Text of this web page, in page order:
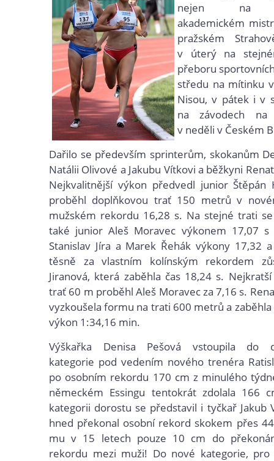
nejen na
akademickém
pražském
v úterý na
přeboru
středu na mítinku
Nisou, v pátek i v
na závodech na
v neděli v Českém
Dařilo se především sprinterům, skokanům
Natálii Olivové a Jakubu Vítkovi a běžkyni
Nejkvalitnější výkon předvedl junior Štěpán
proběhl doplňkovou trať 150 metrů v
mužském rekordu 16,28 s. Na stejné trati
také junior Aleš Moravec výkonem 17,07 s
Stanislav Jíra a Marek Řehák výkony 17,32
těsně za vlastním kolínským rekordem
Jiranová, která zaběhla čas 18,24 s.
trať 60 m proběhl Aleš Moravec za 7,16 s.
vyzkoušela formu na trati 600 metrů a
výkon 1:34,16 min.
Výškařka Denisa Pešová vstoupila do
kategorie pod vedením nového trenéra
po osobním rekordu 170 cm z minulého
německém Essingu tentokrát zdolala 166
kategorii dorostu se představil i tyčkař Jakub
hned překonal osobní rekord skokem přes
mu v 15 letech pouze 10 cm do
rekordu mezi muži! Do nové kategorie, pro